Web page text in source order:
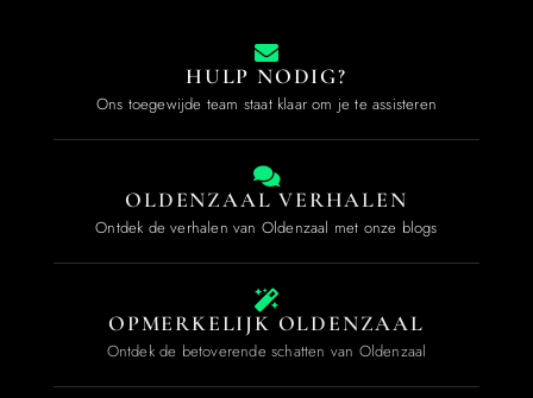
HULP NODIG?
Ons toegewijde team staat klaar om je te assisteren
OLDENZAAL VERHALEN
Ontdek de verhalen van Oldenzaal met onze blogs
OPMERKELIJK OLDENZAAL
Ontdek de betoverende schatten van Oldenzaal